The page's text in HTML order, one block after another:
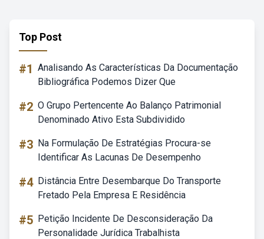
Top Post
#1 Analisando As Características Da Documentação
Bibliográfica Podemos Dizer Que
#2 O Grupo Pertencente Ao Balanço Patrimonial
Denominado Ativo Esta Subdividido
#3 Na Formulação De Estratégias Procura-se
Identificar As Lacunas De Desempenho
#4 Distância Entre Desembarque Do Transporte
Fretado Pela Empresa E Residência
#5 Petição Incidente De Desconsideração Da
Personalidade Jurídica Trabalhista